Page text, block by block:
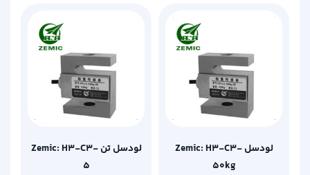
لودسل Zemic: H3-C3-
50kg
لودسل تن Zemic: H3-C3-
5